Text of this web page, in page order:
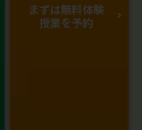
まずは無料体験
授業を予約